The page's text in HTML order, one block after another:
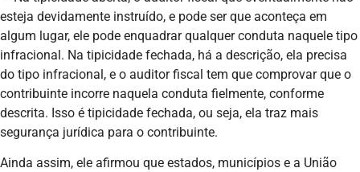
esteja devidamente instruído, e pode ser que aconteça em
algum lugar, ele pode enquadrar qualquer conduta naquele tipo
infracional. Na tipicidade fechada, há a descrição, ela precisa
do tipo infracional, e o auditor fiscal tem que comprovar que o
contribuinte incorre naquela conduta fielmente, conforme
descrita. Isso é tipicidade fechada, ou seja, ela traz mais
segurança jurídica para o contribuinte.
Ainda assim, ele afirmou que estados, municípios e a União